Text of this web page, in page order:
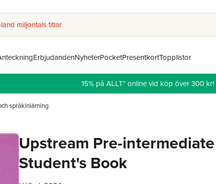
miljontals titlar
ErbjudandenNyheterPocketPresentkortTopplistor
15% på ALLT* online vid köp över 300 kr!
språkinlärning
Upstream Pre-intermediate
Student's Book